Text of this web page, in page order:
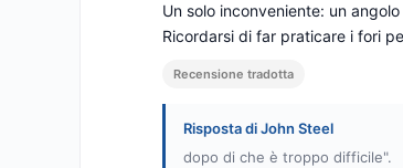
Un solo inconveniente: un
Ricordarsi di far praticare i fori
Recensione tradotta
Risposta di John Steel
dopo di che è troppo difficile".